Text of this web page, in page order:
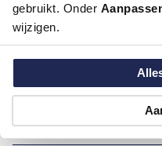
gebruikt. Onder
wijzigen.
een tijdloos kledingstuk toe
zorgt voor een
geven. Gemaakt van 100%
ademend en geschikt voor